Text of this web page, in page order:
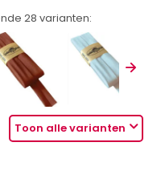
28 varianten:
Toon alle varianten